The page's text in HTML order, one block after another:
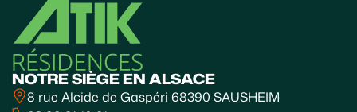
NOTRE SIÈGE EN ALSACE
8 rue Alcide de Gaspéri 68390 SAUSHEIM